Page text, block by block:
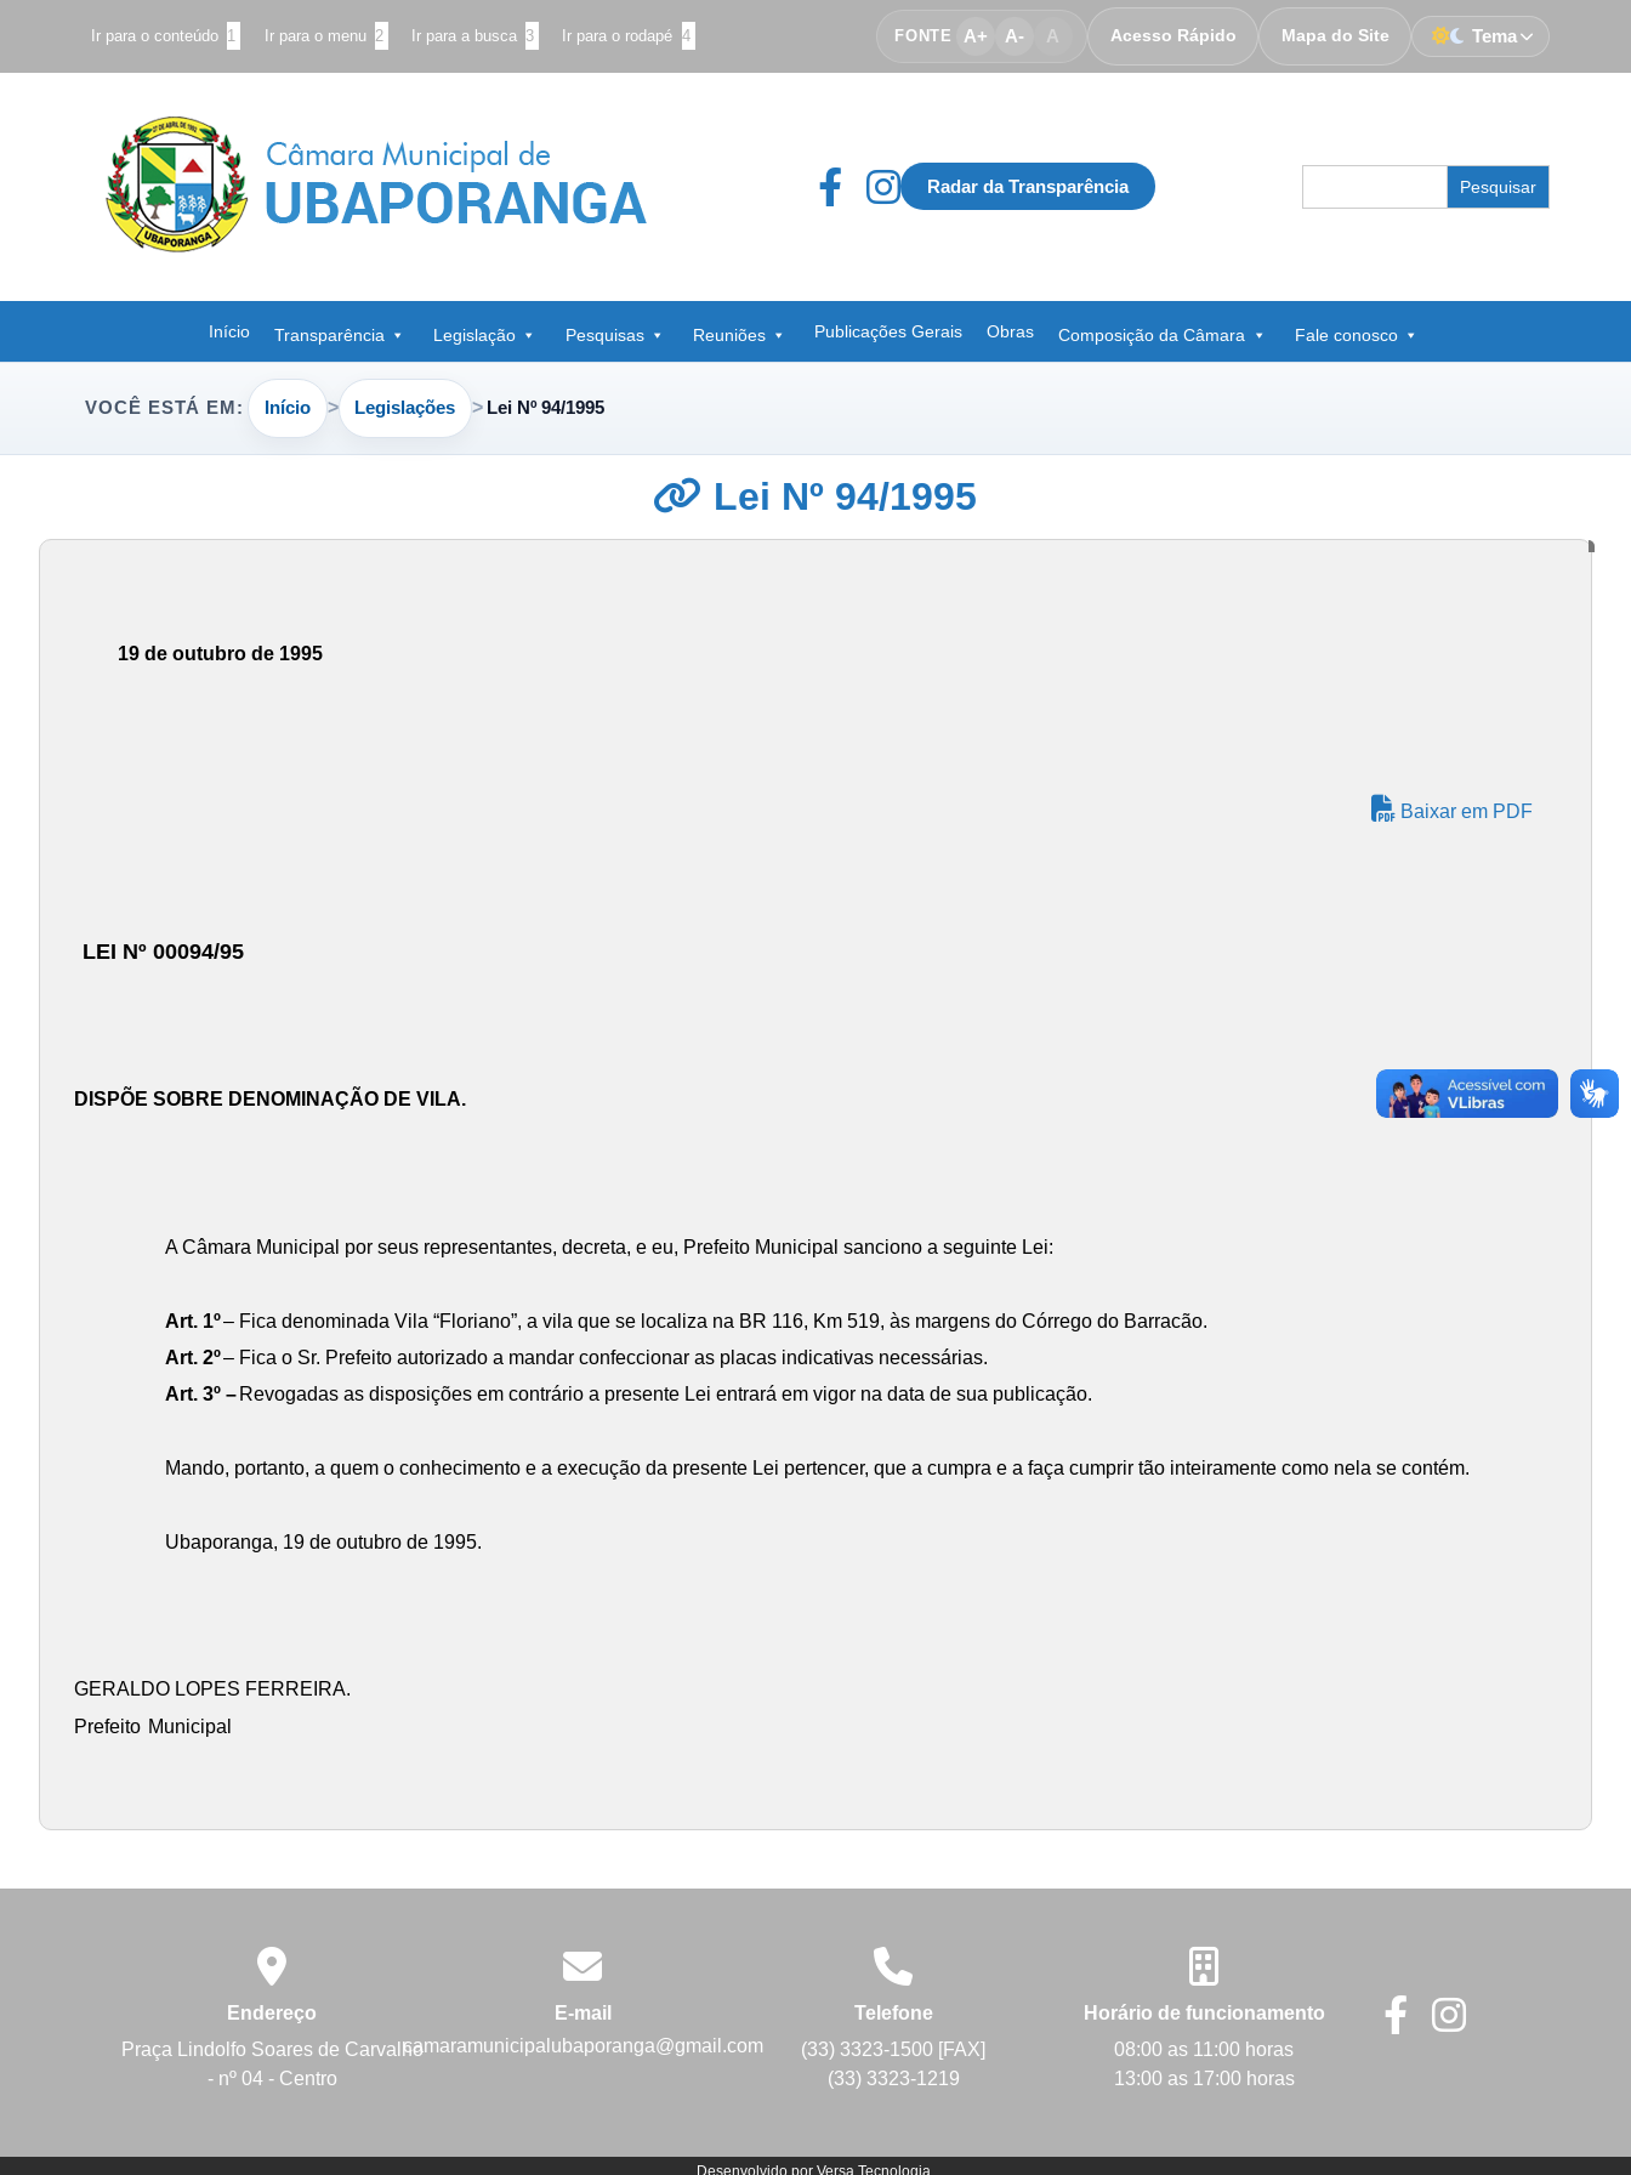
Ir para o conteúdo 1 Ir para o menu 2 Ir para a busca 3 Ir para o rodapé 4 FONTE A+ A- A Acesso Rápido Mapa do Site Tema
Radar da Transparência
for:
Início Transparência Legislação Pesquisas Reuniões Publicações Gerais Obras Composição da Câmara Fale conosco
VOCÊ ESTÁ EM: Início Legislações Lei Nº 94/1995
Lei Nº 94/1995
19 de outubro de 1995
Baixar em PDF
LEI Nº 00094/95
DISPÕE SOBRE DENOMINAÇÃO DE VILA.
A Câmara Municipal por seus representantes, decreta, e eu, Prefeito Municipal sanciono a seguinte Lei:
Art. 1º– Fica denominada Vila “Floriano”, a vila que se localiza na BR 116, Km 519, às margens do Córrego do Barracão.
Art. 2º– Fica o Sr. Prefeito autorizado a mandar confeccionar as placas indicativas necessárias.
Art. 3º –Revogadas as disposições em contrário a presente Lei entrará em vigor na data de sua publicação.
Mando, portanto, a quem o conhecimento e a execução da presente Lei pertencer, que a cumpra e a faça cumprir tão inteiramente como nela se contém.
Ubaporanga, 19 de outubro de 1995.
GERALDO LOPES FERREIRA.
Prefeito Municipal
Endereço
Praça Lindolfo Soares de Carvalho
- nº 04 - Centro
E-mail
camaramunicipalubaporanga@gmail.com
Telefone
(33) 3323-1500 [FAX]
(33) 3323-1219
Horário de funcionamento
08:00 as 11:00 horas
13:00 as 17:00 horas
Desenvolvido por Versa Tecnologia